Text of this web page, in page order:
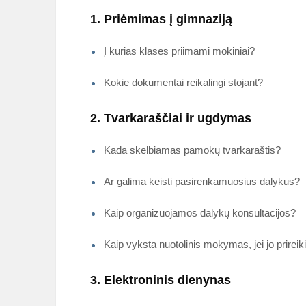
1. Priėmimas į gimnaziją
Į kurias klases priimami mokiniai?
Kokie dokumentai reikalingi stojant?
2. Tvarkaraščiai ir ugdymas
Kada skelbiamas pamokų tvarkaraštis?
Ar galima keisti pasirenkamuosius dalykus?
Kaip organizuojamos dalykų konsultacijos?
Kaip vyksta nuotolinis mokymas, jei jo
3. Elektroninis dienynas